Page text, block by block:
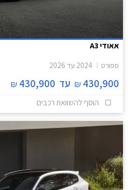
אאודי A3
ספורט 2024 עד 2026
430,900
₪ עד 430,900
₪
הוסף להשוואת רכבים